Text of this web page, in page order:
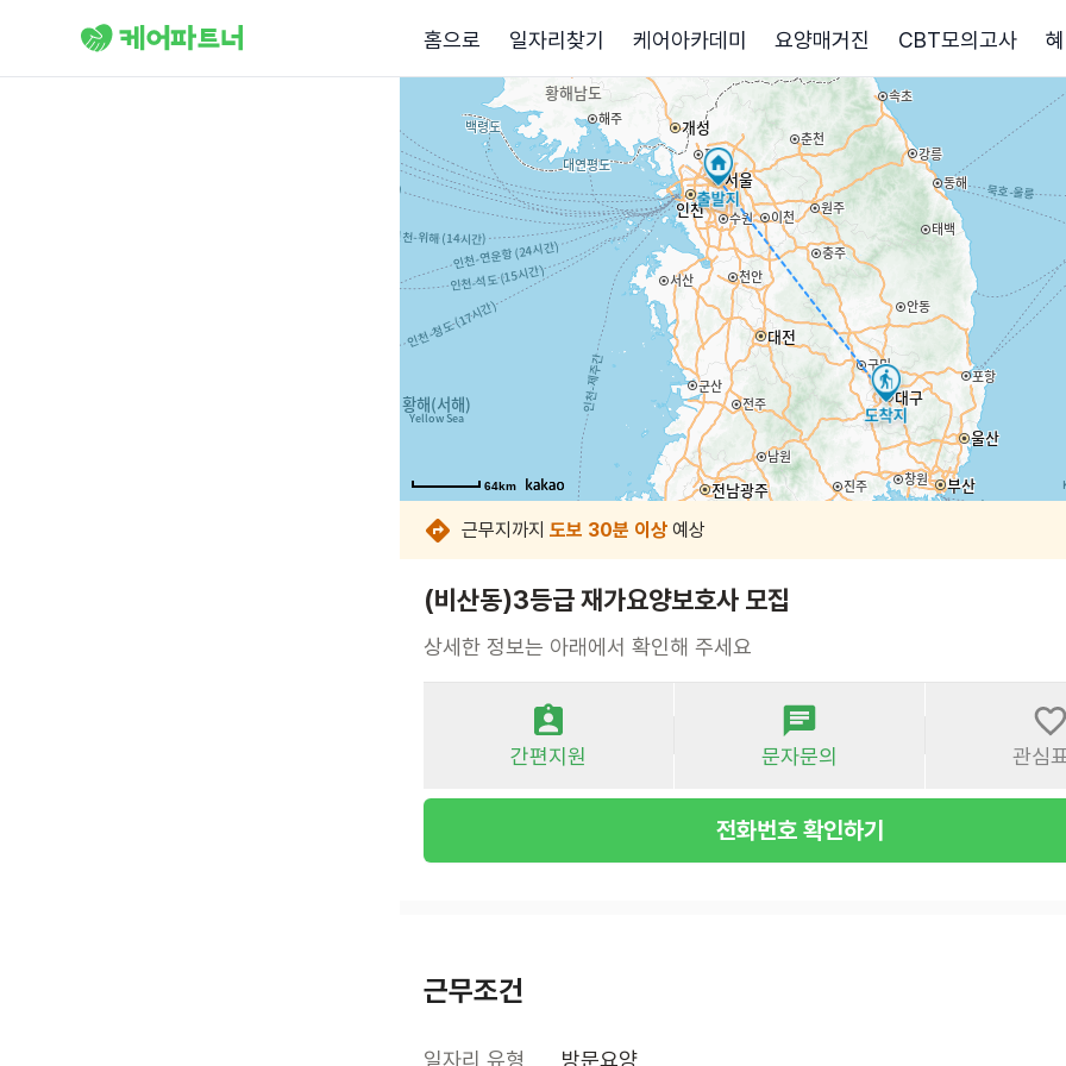
홈으로 일자리찾기 케어아카데미 요양매거진 CBT모의고사
64km
64km
64km
64km
64km
64km
64km
64km
근무지까지 도보 30분 이상 예상
(비산동)3등급 재가요양보호사 모집
상세한 정보는 아래에서 확인해 주세요
간편지원 문자문의 관심
전화번호 확인하기
근무조건
일자리 유형 방문요양